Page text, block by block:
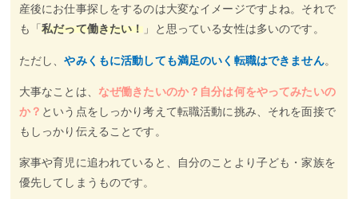
産後にお仕事探しをするのは大変なイメージですよね。それで
も「私だって働きたい！ 」と思っている女性は多いのです。
ただし、やみくもに活動しても満足のいく転職はできません。
大事なことは、 なぜ働きたいのか？自分は何をやってみたいの
か？ という点をしっかり考えて転職活動に挑み、それを面接で
もしっかり伝えることです。
家事や育児に追われていると、自分のことより子ども・家族を
優先してしまうものです。